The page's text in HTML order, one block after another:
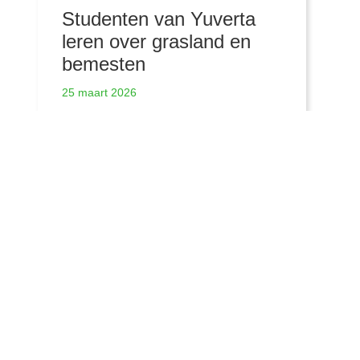
Studenten van Yuverta
leren over grasland en
bemesten
25 maart 2026